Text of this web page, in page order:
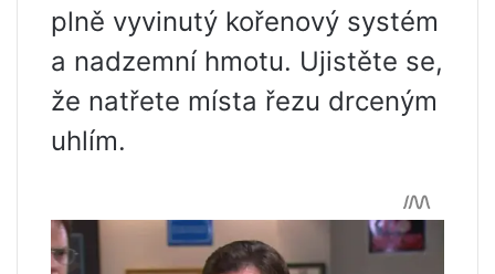
plně vyvinutý kořenový systém
a nadzemní hmotu. Ujistěte se,
že natřete místa řezu drceným
uhlím.